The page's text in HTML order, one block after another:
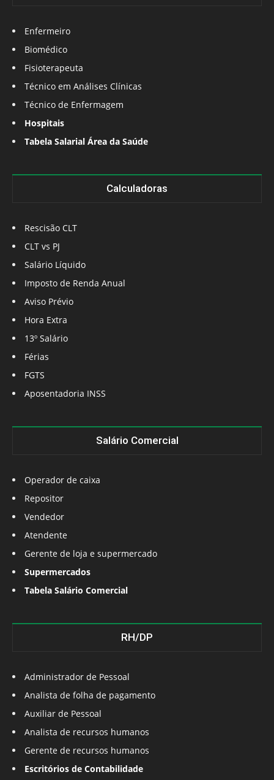
Enfermeiro
Biomédico
Fisioterapeuta
Técnico em Análises Clínicas
Técnico de Enfermagem
Hospitais
Tabela Salarial Área da Saúde
Calculadoras
Rescisão CLT
CLT vs PJ
Salário Líquido
Imposto de Renda Anual
Aviso Prévio
Hora Extra
13º Salário
Férias
FGTS
Aposentadoria INSS
Salário Comercial
Operador de caixa
Repositor
Vendedor
Atendente
Gerente de loja e supermercado
Supermercados
Tabela Salário Comercial
RH/DP
Administrador de Pessoal
Analista de folha de pagamento
Auxiliar de Pessoal
Analista de recursos humanos
Gerente de recursos humanos
Escritórios de Contabilidade